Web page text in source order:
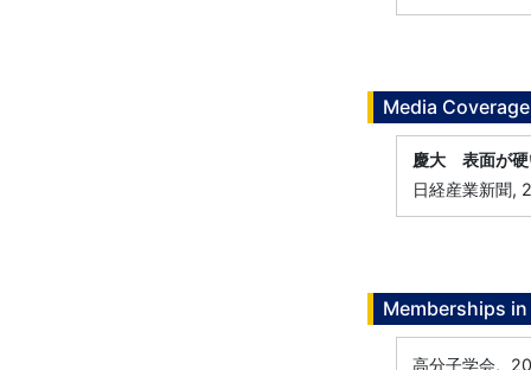
Media Coverage
慶大 表面が硬
日経産業新聞,
Memberships
高分子学会,